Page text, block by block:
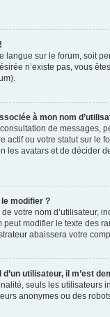
langue sur le forum, soit
n’existe pas, vous
à mon nom
de messages,
actif ou votre statut sur le
les avatars et de
modifier ?
votre nom d’utilisateur,
modifier le texte des
abaissera votre
utilisateur, il m’est
seuls les utilisateurs
anonymes ou des